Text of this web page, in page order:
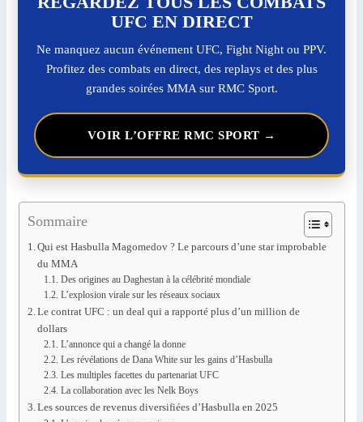
UFC EN DIRECT
Ne manquez aucun événement UFC, Fight Night ou PPV.
Profitez des combats en direct, des replays et des plus
grandes soirées MMA sur RMC Sport.
VOIR L’OFFRE RMC SPORT →
Sommaire
Qui est Hasbulla Magomedov ? Le parcours d’une star improbable
du MMA
Des origines au Daghestan à la célébrité mondiale
L’explosion virale sur les réseaux sociaux
Le contrat UFC : un deal qui a rapporté plus d’un million de
dollars
L’annonce qui a changé la donne
Les révélations de Dana White sur les gains d’Hasbulla
Les multiples facettes du partenariat UFC
La collaboration avec les Nelk Boys
Les sources de revenus diversifiées d’Hasbulla en 2025